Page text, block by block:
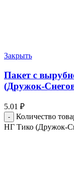
Закрыть
Пакет с
(Дружок-
5.01 ₽
Количество
НГ Тико (Дружок-